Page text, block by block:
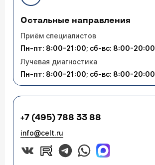
Остальные направления
Приём специалистов
Пн-пт: 8:00-21:00; сб-вс: 8:00-20:00
Лучевая диагностика
Пн-пт: 8:00-21:00; сб-вс: 8:00-20:00
+7 (495) 788 33 88
info@celt.ru